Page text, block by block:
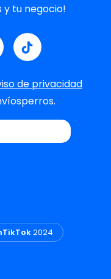
y tu negocio!
de privacidad
2024